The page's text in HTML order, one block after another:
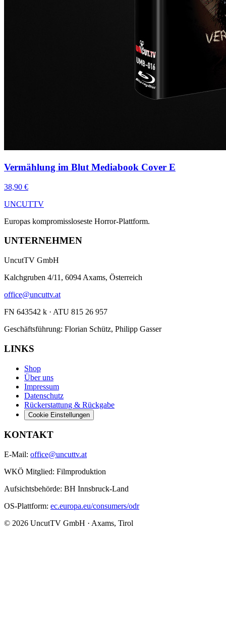
Vermählung im Blut Mediabook Cover E
38,90 €
UNCUTTV
Europas kompromissloseste Horror-Plattform.
UNTERNEHMEN
UncutTV GmbH
Kalchgruben 4/11, 6094 Axams, Österreich
office@uncuttv.at
FN 643542 k · ATU 815 26 957
Geschäftsführung: Florian Schütz, Philipp Gasser
LINKS
Shop
Über uns
Impressum
Datenschutz
Rückerstattung & Rückgabe
Cookie Einstellungen
KONTAKT
E-Mail: office@uncuttv.at
WKÖ Mitglied: Filmproduktion
Aufsichtsbehörde: BH Innsbruck-Land
OS-Plattform: ec.europa.eu/consumers/odr
© 2026 UncutTV GmbH · Axams, Tirol